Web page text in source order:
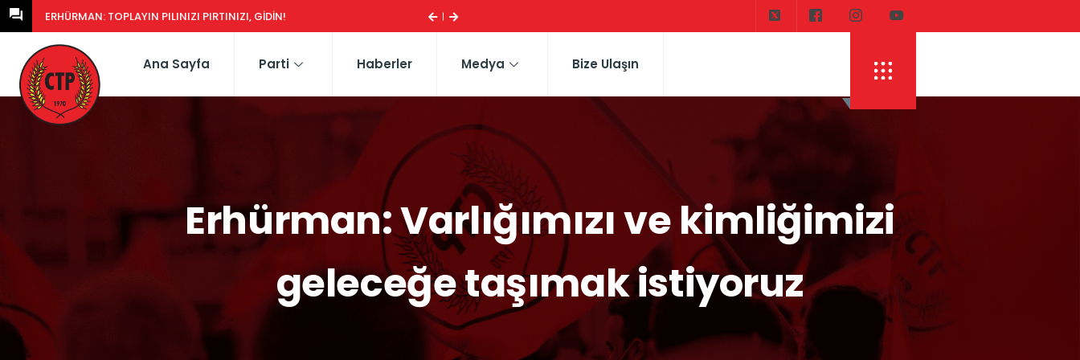
ERHÜRMAN: GÜNEY’DEKI YASA EŞDEĞERCIDEN MÜTEAHHIDE HERKESI ... CTP HEYETI, TRAFIK EĞITIM PARKI’NI YERINDE INCELEDI ERHÜRMAN: TOPLAYIN PILINIZI
Ana Sayfa Parti Haberler Medya Bize Ulaşın
Erhürman: Varlığımızı ve kimliğimizi
geleceğe taşımak istiyoruz